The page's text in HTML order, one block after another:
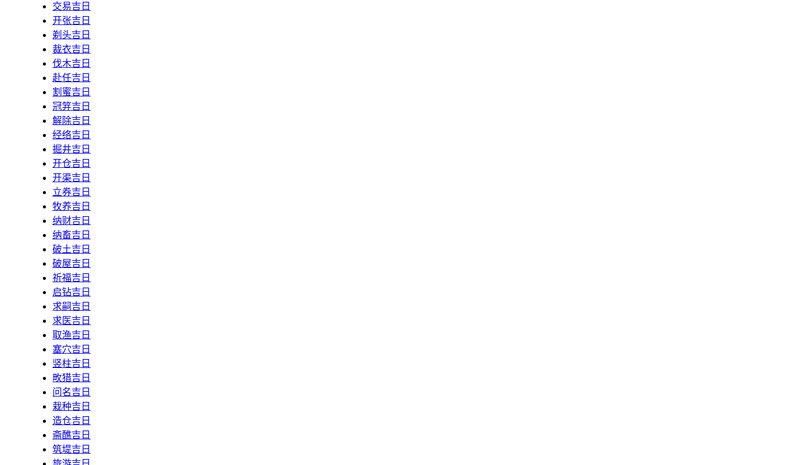
交易吉日
开张吉日
剃头吉日
裁衣吉日
伐木吉日
赴任吉日
割蜜吉日
冠笄吉日
解除吉日
经络吉日
掘井吉日
开仓吉日
开渠吉日
立券吉日
牧养吉日
纳财吉日
纳畜吉日
破土吉日
破屋吉日
祈福吉日
启钻吉日
求嗣吉日
求医吉日
取渔吉日
塞穴吉日
竖柱吉日
畋猎吉日
问名吉日
栽种吉日
造仓吉日
斋醮吉日
筑堤吉日